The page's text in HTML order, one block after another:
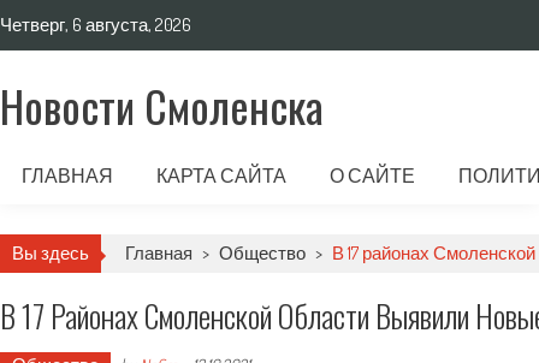
Четверг, 6 августа, 2026
Новости Смоленска
ГЛАВНАЯ КАРТА САЙТА О САЙТЕ
Вы здесь Главная > Общество > В 17 районах
В 17 Районах Смоленской Области Выявили